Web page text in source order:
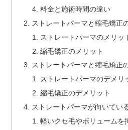
料金と施術時間の違い
ストレートパーマと縮毛矯正
ストレートパーマのメリッ
縮毛矯正のメリット
ストレートパーマと縮毛矯正
ストレートパーマのデメリ
縮毛矯正のデメリット
ストレートパーマが向いてい
軽いクセ毛やボリュームを